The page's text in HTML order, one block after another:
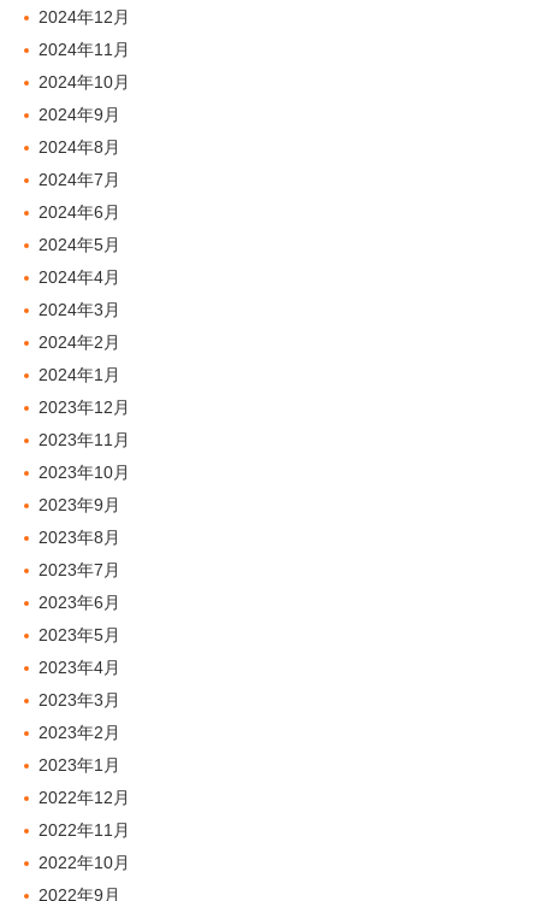
2024年12月
2024年11月
2024年10月
2024年9月
2024年8月
2024年7月
2024年6月
2024年5月
2024年4月
2024年3月
2024年2月
2024年1月
2023年12月
2023年11月
2023年10月
2023年9月
2023年8月
2023年7月
2023年6月
2023年5月
2023年4月
2023年3月
2023年2月
2023年1月
2022年12月
2022年11月
2022年10月
2022年9月